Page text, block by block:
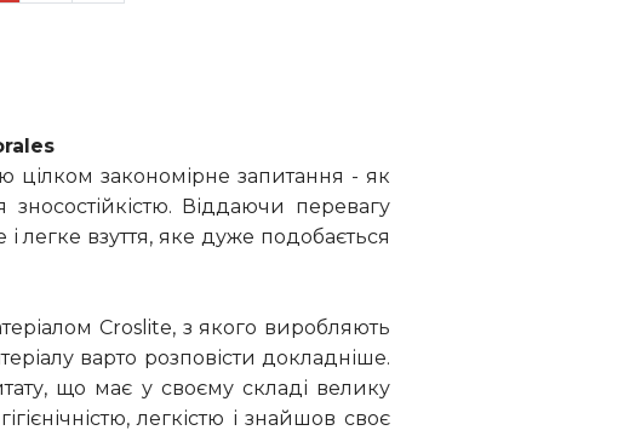
цілком закономірне запитання - як
Віддаючи перевагу
легке взуття, яке дуже подобається
Croslite, з якого виробляють
варто розповісти докладніше.
що має у своєму складі велику
легкістю і знайшов своє